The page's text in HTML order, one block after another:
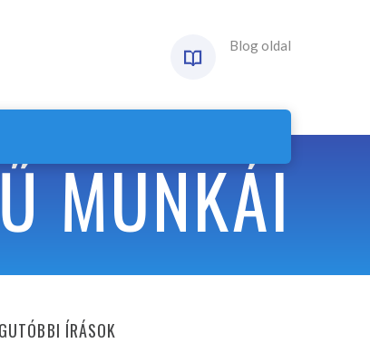
Blog oldal
MUNKÁI
ÍRÁSOK